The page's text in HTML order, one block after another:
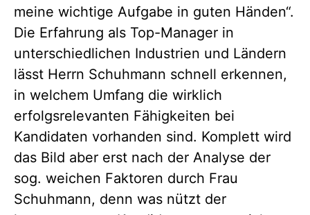
meine wichtige Aufgabe in guten Händen“.
Die Erfahrung als Top-Manager in
unterschiedlichen Industrien und Ländern
lässt Herrn Schuhmann schnell erkennen,
in welchem Umfang die wirklich
erfolgsrelevanten Fähigkeiten bei
Kandidaten vorhanden sind. Komplett wird
das Bild aber erst nach der Analyse der
sog. weichen Faktoren durch Frau
Schuhmann, denn was nützt der